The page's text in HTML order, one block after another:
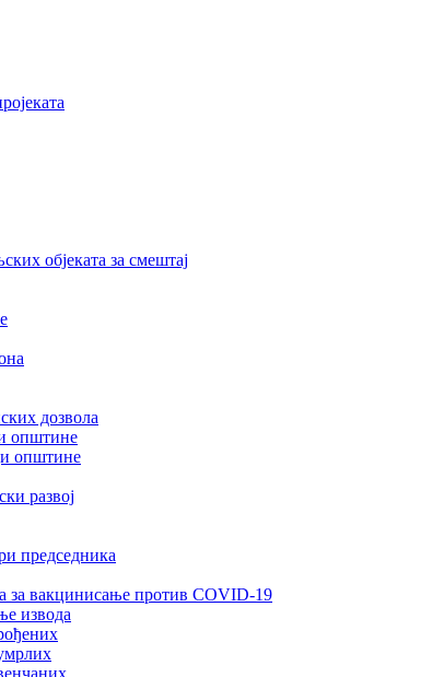
објеката за смештај
дозвола
општине
општине
развој
председника
за вакцинисање против COVID-19
извода